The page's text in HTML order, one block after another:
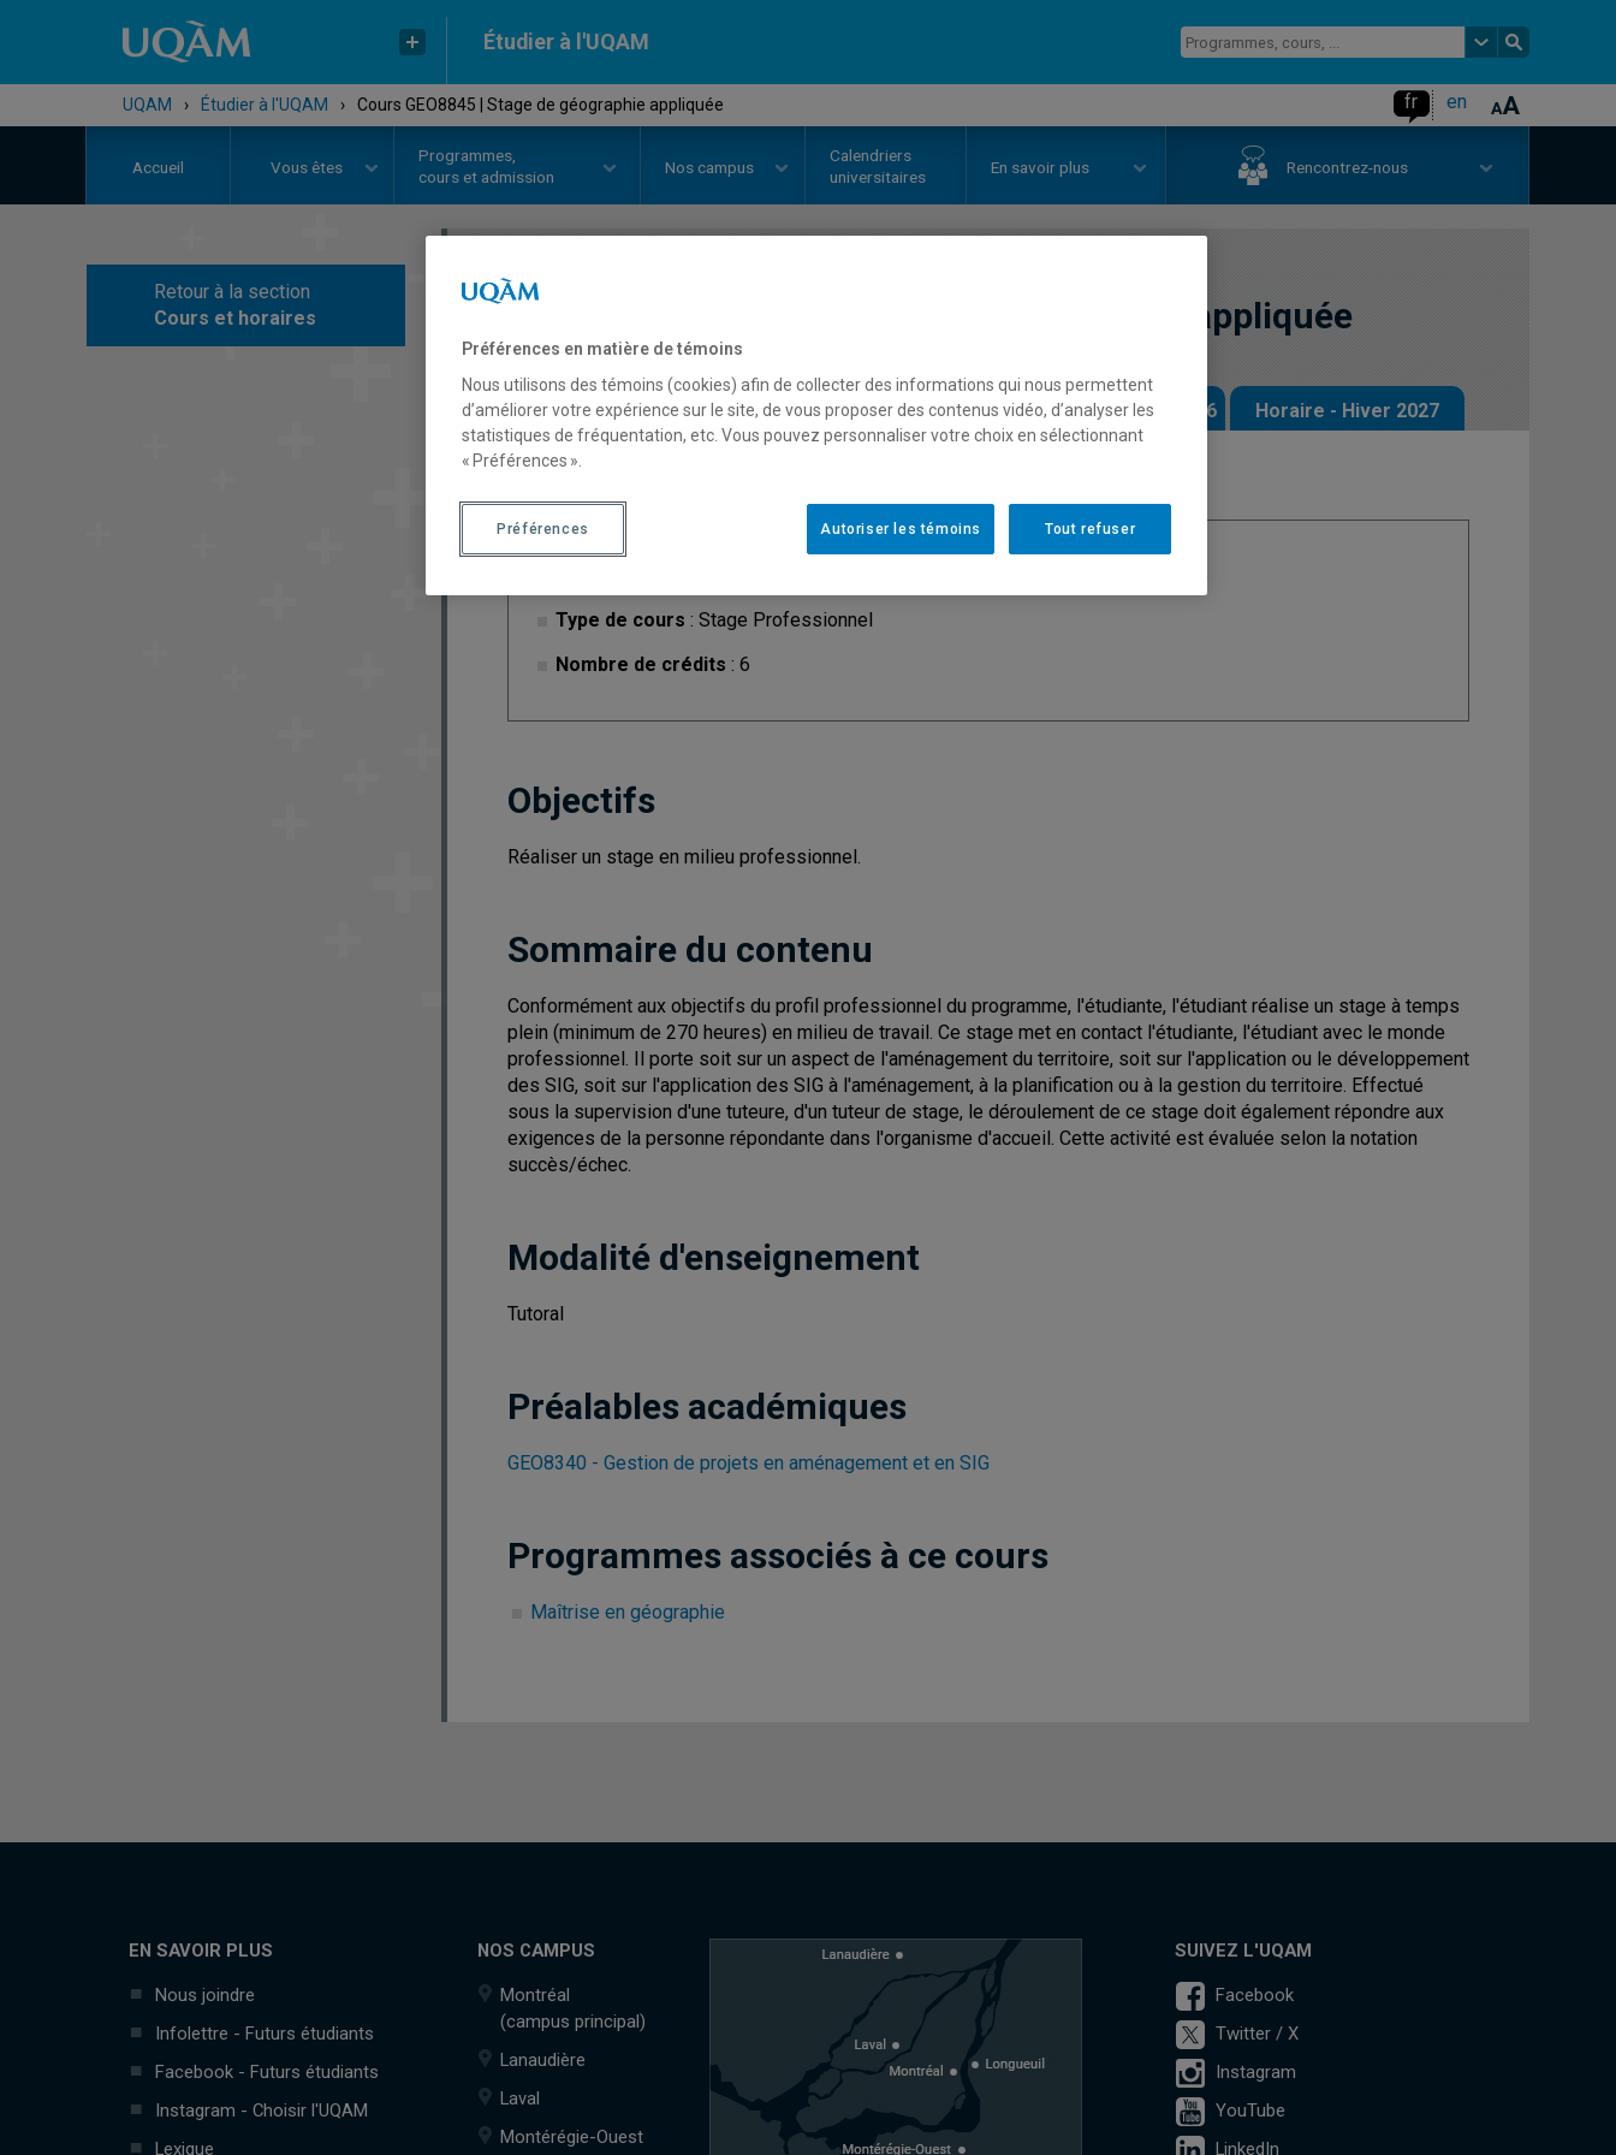
Étudier à l'UQAM
UQAM › Étudier à l'UQAM › Cours GEO8845 | Stage de géographie appliquée fr en
Accueil Vous êtes
Programmes,
cours et admission
Nos campus
Calendriers
universitaires
En savoir plus Rencontrez-nous
Retour à la section
Cours et horaires
Stage de géographie appliquée
Description Horaire - Été 2026 Horaire - Automne 2026 Horaire - Hiver 2027
Type de cours : Stage Professionnel
Nombre de crédits : 6
Objectifs
Réaliser un stage en milieu professionnel.
Sommaire du contenu
Conformément aux objectifs du profil professionnel du programme, l'étudiante, l'étudiant réalise un stage à temps
plein (minimum de 270 heures) en milieu de travail. Ce stage met en contact l'étudiante, l'étudiant avec le monde
professionnel. Il porte soit sur un aspect de l'aménagement du territoire, soit sur l'application ou le développement
des SIG, soit sur l'application des SIG à l'aménagement, à la planification ou à la gestion du territoire. Effectué
sous la supervision d'une tuteure, d'un tuteur de stage, le déroulement de ce stage doit également répondre aux
exigences de la personne répondante dans l'organisme d'accueil. Cette activité est évaluée selon la notation
succès/échec.
Modalité d'enseignement
Tutoral
Préalables académiques
GEO8340 - Gestion de projets en aménagement et en SIG
Programmes associés à ce cours
Maîtrise en géographie
EN SAVOIR PLUS
Nous joindre
Infolettre - Futurs étudiants
Facebook - Futurs étudiants
Instagram - Choisir l'UQAM
Lexique
NOS CAMPUS
Montréal
(campus principal)
Lanaudière
Laval
Montérégie-Ouest
SUIVEZ L'UQAM
Facebook
Twitter / X
Instagram
YouTube
LinkedIn
Préférences en matière de témoins
Nous utilisons des témoins (cookies) afin de collecter des informations qui nous permettent
d’améliorer votre expérience sur le site, de vous proposer des contenus vidéo, d’analyser les
statistiques de fréquentation, etc. Vous pouvez personnaliser votre choix en sélectionnant
« Préférences ».
Tout refuser
Autoriser les témoins
Préférences